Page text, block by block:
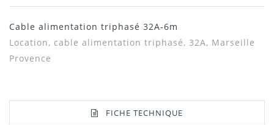
Cable alimentation triphasé 32A-6m
Location, cable alimentation triphasé, 32A, Marseille
Provence
FICHE TECHNIQUE